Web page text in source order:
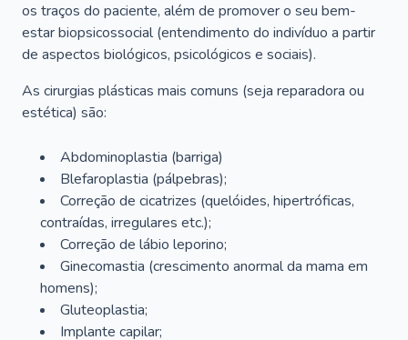
os traços do paciente, além de promover o seu bem-
estar biopsicossocial (entendimento do indivíduo a partir
de aspectos biológicos, psicológicos e sociais).
As cirurgias plásticas mais comuns (seja reparadora ou
estética) são:
Abdominoplastia (barriga)
Blefaroplastia (pálpebras);
Correção de cicatrizes (quelóides, hipertróficas,
contraídas, irregulares etc.);
Correção de lábio leporino;
Ginecomastia (crescimento anormal da mama em
homens);
Gluteoplastia;
Implante capilar;